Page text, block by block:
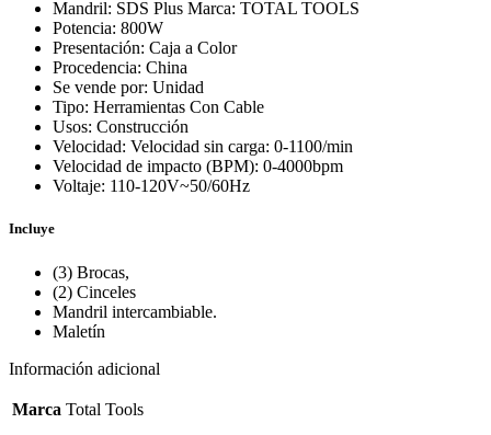
Mandril: SDS Plus Marca: TOTAL TOOLS
Potencia: 800W
Presentación: Caja a Color
Procedencia: China
Se vende por: Unidad
Tipo: Herramientas Con Cable
Usos: Construcción
Velocidad: Velocidad sin carga: 0-1100/min
Velocidad de impacto (BPM): 0-4000bpm
Voltaje: 110-120V~50/60Hz
Incluye
(3) Brocas,
(2) Cinceles
Mandril intercambiable.
Maletín
Información adicional
Marca Total Tools